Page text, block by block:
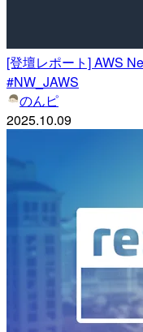
[登壇レポート] AWS
#NW_JAWS
のんピ
2025.10.09